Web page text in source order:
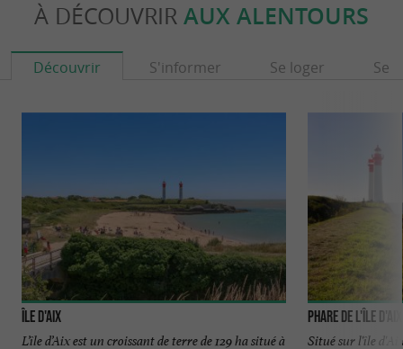
À DÉCOUVRIR AUX ALENTOURS
Découvrir S'informer Se loger Se
Île d'Aix
L’île d’Aix est un croissant de terre de 129 ha situé à
Phare de l'île d'Aix
Situé sur l'île